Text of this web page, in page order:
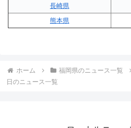
長崎県
熊本県
ホーム 福岡県のニュース一覧
日のニュース一覧